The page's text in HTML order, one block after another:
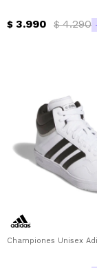
$ 3.990 $ 4.290
Championes Unisex